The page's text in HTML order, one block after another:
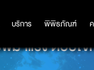
บริการ พิพิธภัณฑ์
บริการ พิพิธภัณฑ์
มาแรง ตอบ